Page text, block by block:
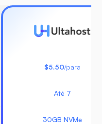
$5.50/para
Até 7
30GB NVMe